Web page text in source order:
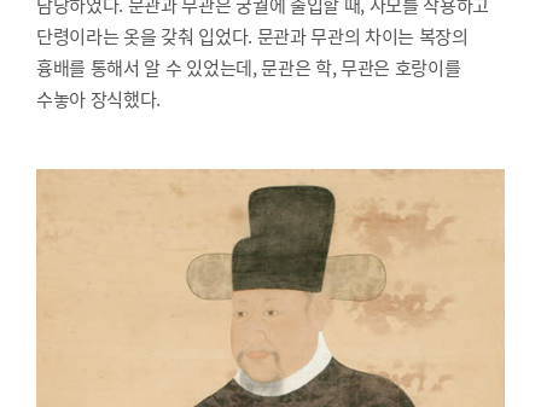
단령이라는 옷을 갖춰 입었다. 문관과 무관의 차이는 복장의
흉배를 통해서 알 수 있었는데, 문관은 학, 무관은 호랑이를
수놓아 장식했다.